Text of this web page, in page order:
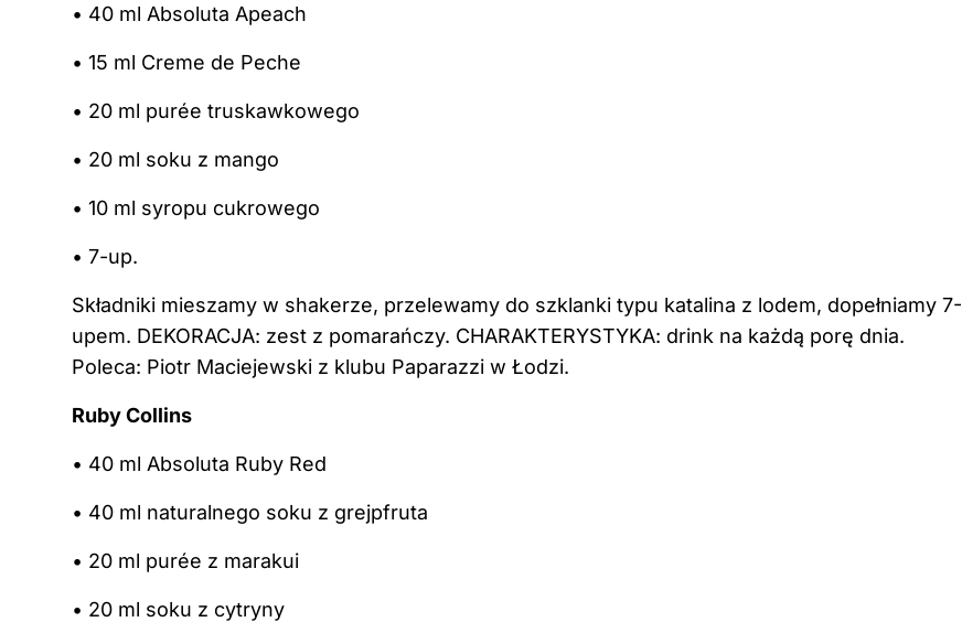
• 40 ml Absoluta Apeach
• 15 ml Creme de Peche
• 20 ml purée truskawkowego
• 20 ml soku z mango
• 10 ml syropu cukrowego
• 7-up.
Składniki mieszamy w shakerze, przelewamy do szklanki typu katalina z lodem, dopełniamy 7-
upem. DEKORACJA: zest z pomarańczy. CHARAKTERYSTYKA: drink na każdą porę dnia.
Poleca: Piotr Maciejewski z klubu Paparazzi w Łodzi.
Ruby Collins
• 40 ml Absoluta Ruby Red
• 40 ml naturalnego soku z grejpfruta
• 20 ml purée z marakui
• 20 ml soku z cytryny